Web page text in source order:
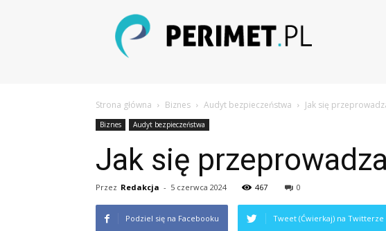
perimet.pl
Strona główna Biznes Audyt bezpieczeństwa Jak się
Biznes Audyt bezpieczeństwa
Jak się
Przez Redakcja - 5 czerwca 2024 467 0
Podziel się na Facebooku Tweet (Ćwierkaj) na Twitterze